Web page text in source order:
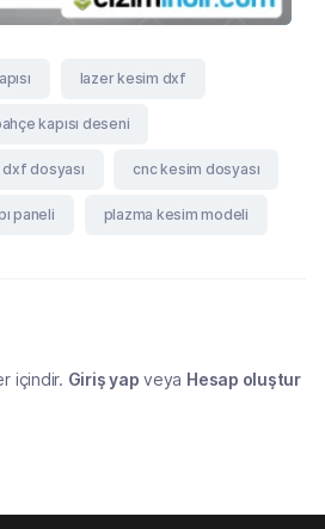
lazer kesim dxf
kapısı deseni
dxf dosyası cnc kesim dosyası
paneli plazma kesim modeli
içindir. Giriş yap veya Hesap oluştur